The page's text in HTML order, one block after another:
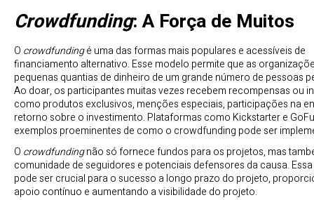
Crowdfunding: A Força de Muitos
O crowdfundingé uma das formas mais populares e acessíveis de
financiamento alternativo. Esse modelo permite que as
pequenas quantias de dinheiro de um grande número de pessoas
Ao doar, os participantes muitas vezes recebem recompensas ou
como produtos exclusivos, menções especiais, participações na
retorno sobre o investimento. Plataformas como Kickstarter e
exemplos proeminentes de como o crowdfunding pode ser
O crowdfundingnão só fornece fundos para os projetos, mas
comunidade de seguidores e potenciais defensores da causa.
pode ser crucial para o sucesso a longo prazo do projeto,
apoio contínuo e aumentando a visibilidade do projeto.